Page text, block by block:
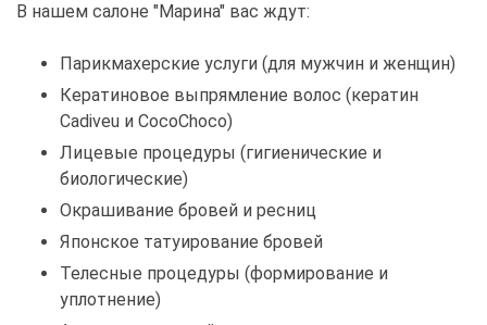
В нашем салоне "Марина" вас ждут:
Парикмахерские услуги (для мужчин и женщин)
Кератиновое выпрямление волос (кератин
Cadiveu и CocoChoco)
Лицевые процедуры (гигиенические и
биологические)
Окрашивание бровей и ресниц
Японское татуирование бровей
Телесные процедуры (формирование и
уплотнение)